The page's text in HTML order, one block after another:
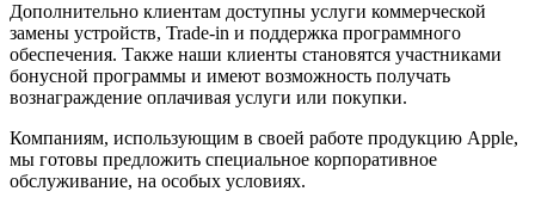
Дополнительно клиентам доступны услуги коммерческой
замены устройств, Trade-in и поддержка программного
обеспечения. Также наши клиенты становятся участниками
бонусной программы и имеют возможность получать
вознаграждение оплачивая услуги или покупки.
Компаниям, использующим в своей работе продукцию Apple,
мы готовы предложить специальное корпоративное
обслуживание, на особых условиях.